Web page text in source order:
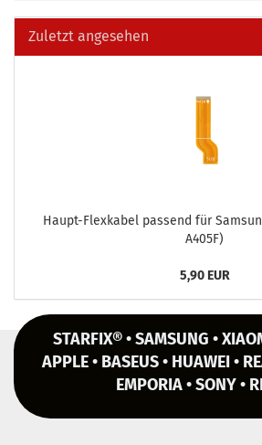
Zuletzt angesehen
Haupt-​Flexkabel pas­send für
A405F)
5,90 EUR
STARFIX® • SAMSUNG •
APPLE • BASEUS • HUAWEI •
EMPORIA • SONY •